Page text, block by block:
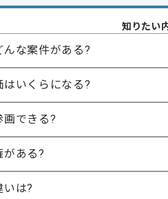
業界経験
キルに不安がある方へ
記に似た経験やスキルをお持ちであれば申
業開始日
知りたい
んな案件がある?
はいくらになる?
画できる?
がある?
いは?